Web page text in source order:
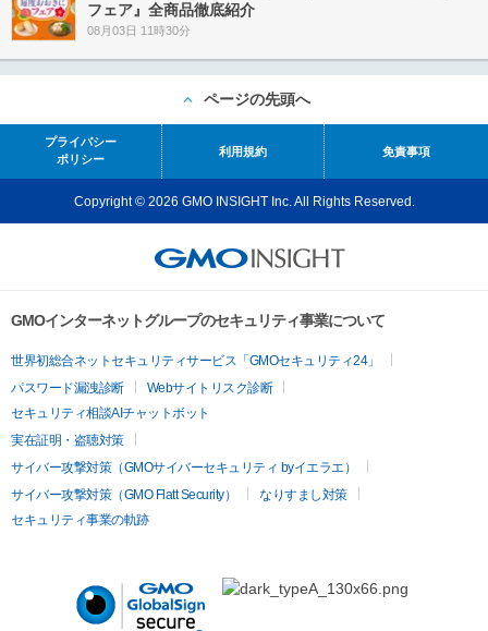
フェア』全商品徹底紹介
08月03日 11時30分
ページの先頭へ
プライバシー
ポリシー
利用規約 免責事項
Copyright © 2026 GMO INSIGHT Inc. All Rights Reserved.
GMOインターネットグループのセキュリティ事業について
世界初総合ネットセキュリティサービス「GMOセキュリティ24」
パスワード漏洩診断
Webサイトリスク診断
セキュリティ相談AIチャットボット
実在証明・盗聴対策
サイバー攻撃対策（GMOサイバーセキュリティ byイエラエ）
サイバー攻撃対策（GMO Flatt Security）
なりすまし対策
セキュリティ事業の軌跡